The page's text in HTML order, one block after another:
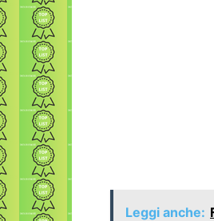
Leggi anche: